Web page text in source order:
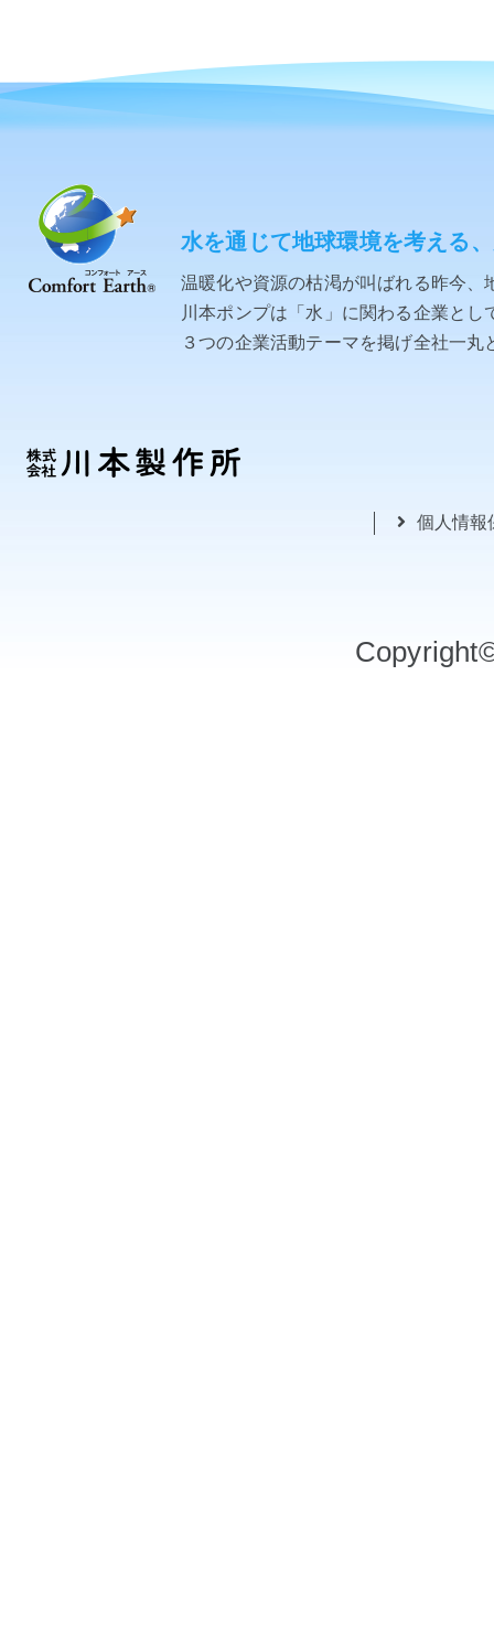
水を通じて地球環境を考える
温暖化や資源の枯渇が叫ばれる昨今
川本ポンプは「水」に関わる企業と
３つの企業活動テーマを掲げ全社一
個人情報